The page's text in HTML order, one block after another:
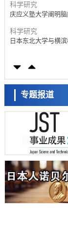
科学研究
庆应义塾大学阐明
科学研究
日本东北大学与横
近畿大学等发现植
科学研究
群马大学开发针对
子抑制发作
科学研究
九州大学揭示夜间
科学研究
东京都产技研采用
证电容器可在汽车
经济・社会
日本生成式AI使用
政策
日本修订首都直下
福井大学发现细胞
专题报道